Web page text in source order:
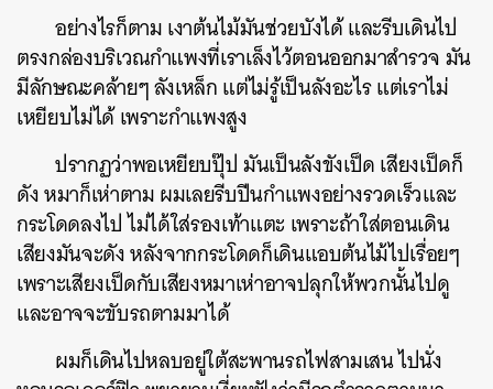
อย่างไรก็ตาม เงาต้นไม้มันช่วยบังได้ และรีบเดินไป
ตรงกล่องบริเวณกำแพงที่เราเล็งไว้ตอนออกมาสำรวจ มัน
มีลักษณะคล้ายๆ ลังเหล็ก แต่ไม่รู้เป็นลังอะไร แต่เราไม่
เหยียบไม่ได้ เพราะกำแพงสูง
ปรากฏว่าพอเหยียบปุ๊ป มันเป็นลังขังเป็ด เสียงเป็ดก็
ดัง หมาก็เห่าตาม ผมเลยรีบปีนกำแพงอย่างรวดเร็วและ
กระโดดลงไป ไม่ได้ใส่รองเท้าแตะ เพราะถ้าใส่ตอนเดิน
เสียงมันจะดัง หลังจากกระโดดก็เดินแอบต้นไม้ไปเรื่อยๆ
เพราะเสียงเป็ดกับเสียงหมาเห่าอาจปลุกให้พวกนั้นไปดู
และอาจจะขับรถตามมาได้
ผมก็เดินไปหลบอยู่ใต้สะพานรถไฟสามเสน ไปนั่ง